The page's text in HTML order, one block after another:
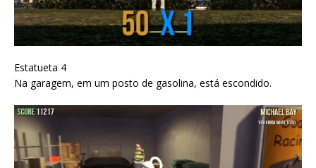
Estatueta 4
Na garagem, em um posto de gasolina, está escondido.